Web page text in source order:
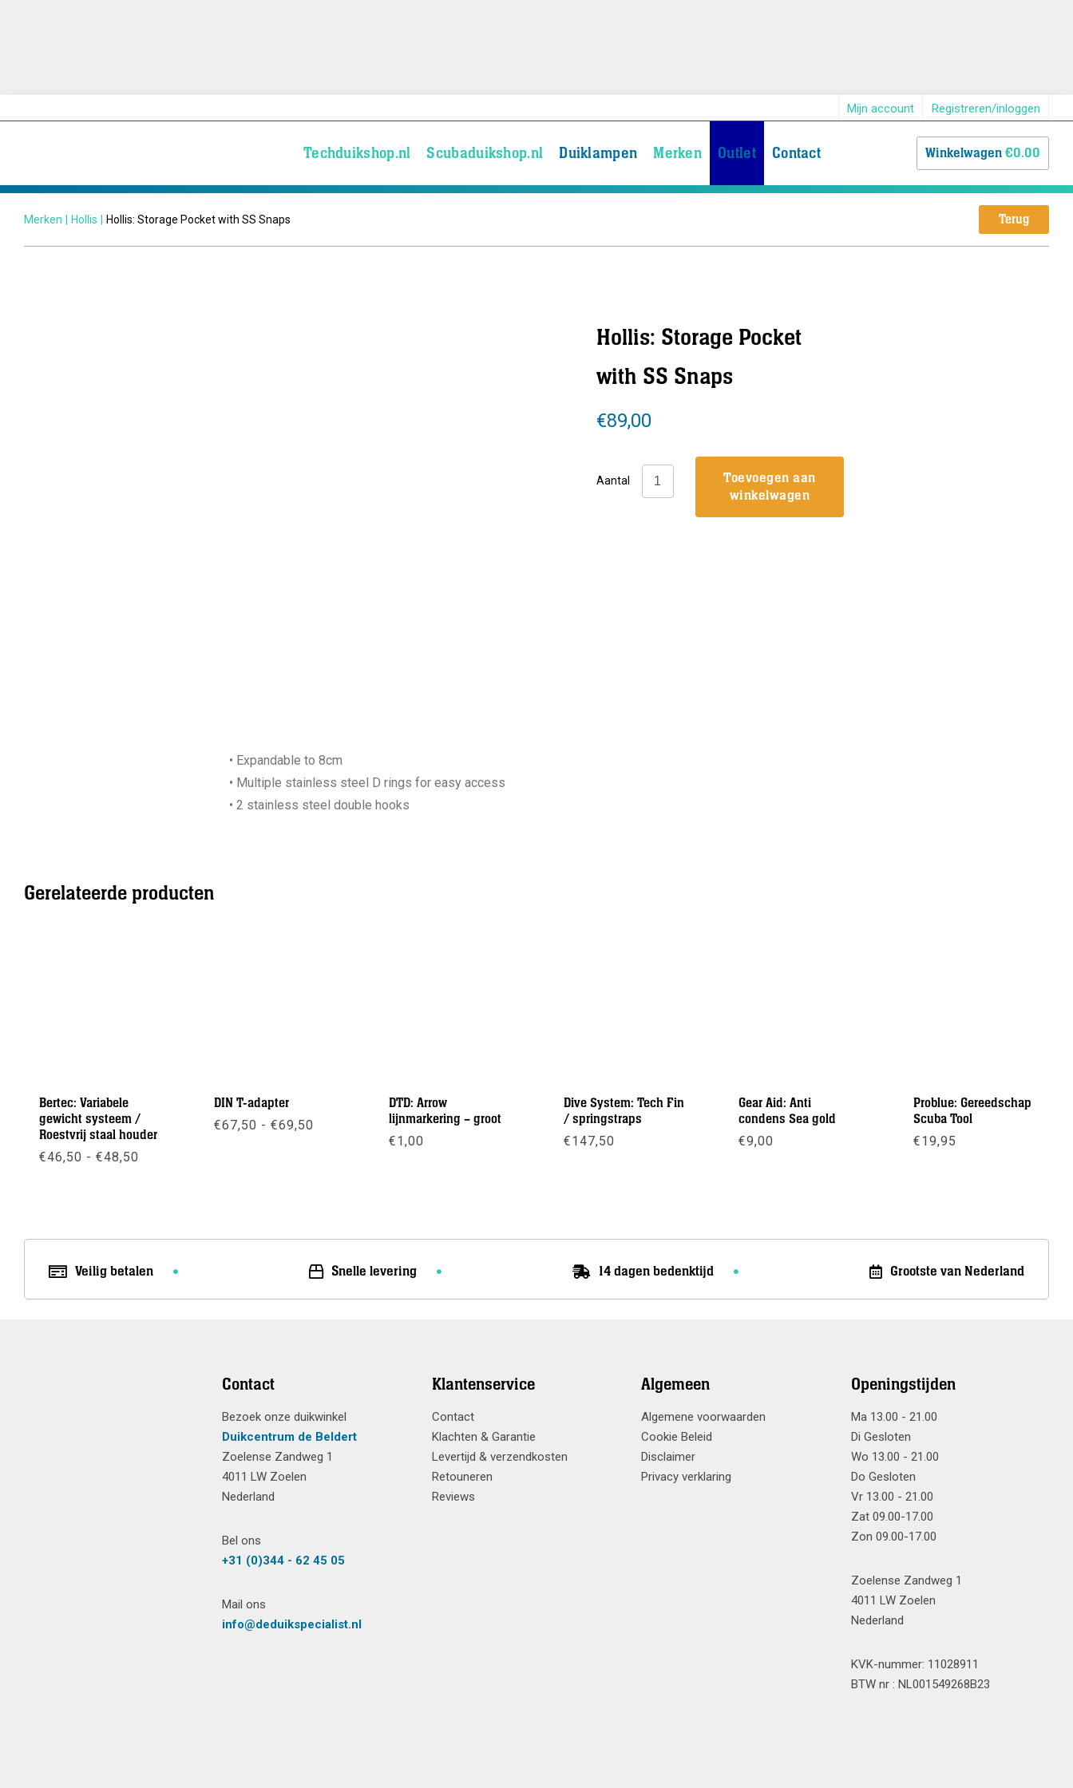
Mijn account Registreren/inloggen
Techduikshop.nl Scubaduikshop.nl Duiklampen Merken Outlet Contact Winkelwagen€0.00
Merken Hollis Hollis: Storage Pocket with SS Snaps Terug
Hollis: Storage Pocket
with SS Snaps
€89,00
Aantal
Hollis:
Storage
Toevoegen aan
winkelwagen
• Expandable to 8cm
• Multiple stainless steel D rings for easy access
• 2 stainless steel double hooks
Gerelateerde producten
Bertec: Variabele
gewicht systeem /
Roestvrij staal houder
€46,50 - €48,50
DIN T-adapter
€67,50 - €69,50
DTD: Arrow
lijnmarkering – groot
€1,00
Dive System: Tech Fin
/ springstraps
€147,50
Gear Aid: Anti
condens Sea gold
€9,00
Problue: Gereedschap
Scuba Tool
€19,95
Veilig betalen Snelle levering 14 dagen bedenktijd Grootste van Nederland
Contact
Bezoek onze duikwinkel
Duikcentrum de Beldert
Zoelense Zandweg 1
4011 LW Zoelen
Nederland
Bel ons
+31 (0)344 - 62 45 05
Mail ons
info@deduikspecialist.nl
Klantenservice
Contact
Klachten & Garantie
Levertijd & verzendkosten
Retouneren
Reviews
Algemeen
Algemene voorwaarden
Cookie Beleid
Disclaimer
Privacy verklaring
Openingstijden
Ma 13.00 - 21.00
Di Gesloten
Wo 13.00 - 21.00
Do Gesloten
Vr 13.00 - 21.00
Zat 09.00-17.00
Zon 09.00-17.00
Zoelense Zandweg 1
4011 LW Zoelen
Nederland
KVK-nummer: 11028911
BTW nr : NL001549268B23